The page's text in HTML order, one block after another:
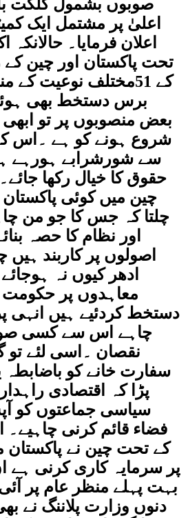
صوبوں بشمول گلگت
اعلیٰ پر مشتمل ایک
اعلان فرمایا۔
کے 51مختلف نوعیت
برس دستخط بھی
بعض منصوبوں پر تو
شروع ہونے کو ہے ۔اس
سے شورشرابے ہورہے
حقوق کا خیال رکھا
چین میں کوئی پاکستان
چلتا کہ جس کا جو من
اور نظام کا حصہ
اصولوں پر کاربند ہیں
ادھر کیوں نہ
معاہدوں پر حکومت
دستخط کردئیے ہیں انہی
چاہے اس سے کسی
نقصان ۔اسی لئے تو
سفارت خانے کو باضابطہ
پڑا کہ اقتصادی
سیاسی جماعتوں کو
فضاء قائم کرنی چاہیے۔
کے تحت چین نے
پر سرمایہ کاری کرنی ہے
بہت پہلے منظر عام پر
دنوں وزارت پلاننگ نے